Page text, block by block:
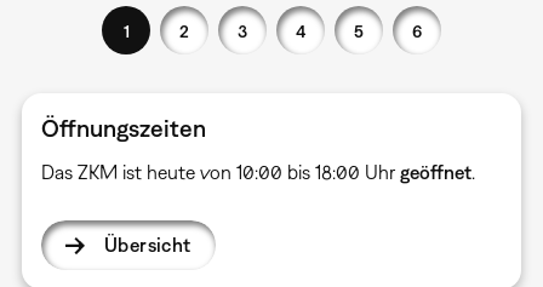
1 2 3 4 5 6
Öffnungszeiten
Das ZKM ist heute von 10:00 bis 18:00 Uhr geöffnet.
Übersicht